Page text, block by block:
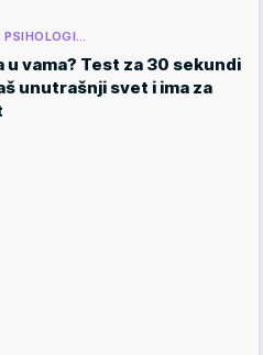
PSIHOLOGI…
u vama? Test za 30 sekundi
unutrašnji svet i ima za